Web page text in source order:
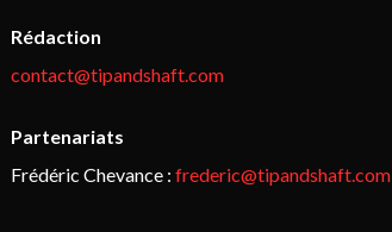
Rédaction
contact@tipandshaft.com
Partenariats
Frédéric Chevance : frederic@tipandshaft.com